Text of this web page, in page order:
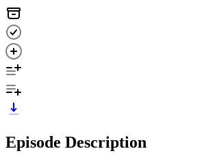
Episode Description